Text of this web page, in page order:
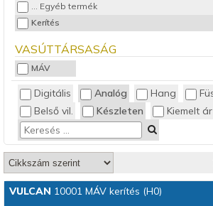
... Egyéb termék
Kerítés
VASÚTTÁRSASÁG
MÁV
Digitális Analóg Hang
Belső vil.
Készleten Kiemelt ár
VULCAN 10001 MÁV kerítés (H0)